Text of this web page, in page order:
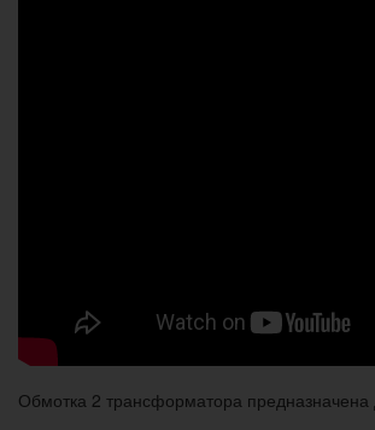
Обмотка 2 трансформатора